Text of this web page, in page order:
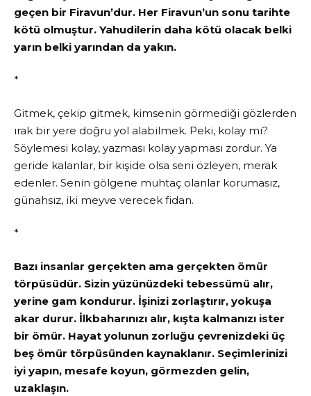
geçen bir Firavun’dur. Her Firavun’un sonu tarihte
kötü olmuştur. Yahudilerin daha kötü olacak belki
yarın belki yarından da yakın.
*
Gitmek, çekip gitmek, kimsenin görmediği gözlerden
ırak bir yere doğru yol alabilmek. Peki, kolay mı?
Söylemesi kolay, yazması kolay yapması zordur. Ya
geride kalanlar, bir kişide olsa seni özleyen, merak
edenler. Senin gölgene muhtaç olanlar korumasız,
günahsız, iki meyve verecek fidan.
*
Bazı insanlar gerçekten ama gerçekten ömür
törpüsüdür. Sizin yüzünüzdeki tebessümü alır,
yerine gam kondurur. İşinizi zorlaştırır, yokuşa
akar durur. İlkbaharınızı alır, kışta kalmanızı ister
bir ömür. Hayat yolunun zorluğu çevrenizdeki üç
beş ömür törpüsünden kaynaklanır. Seçimlerinizi
iyi yapın, mesafe koyun, görmezden gelin,
uzaklaşın.